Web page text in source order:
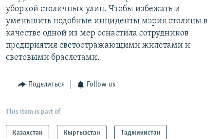
уборкой столичных улиц. Чтобы избежать и
уменьшить подобные инциденты мэрия столицы в
качестве одной из мер оснастила сотрудников
предприятия светоотражающими жилетами и
световыми браслетами.
Поделиться Follow us
This item is part of
Казахстан Кыргызстан Таджикистан